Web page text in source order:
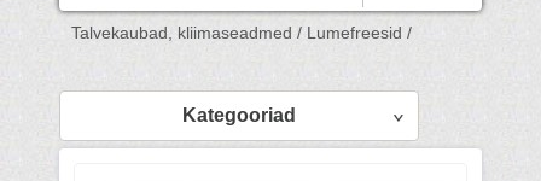
Talvekaubad, kliimaseadmed / Lumefreesid /
Kategooriad